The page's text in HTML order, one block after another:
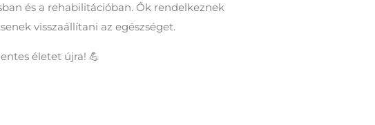
és a rehabilitációban. Ők rendelkeznek
visszaállítani az egészséget.
életet újra! 💪